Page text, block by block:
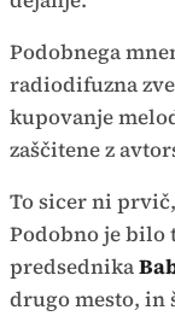
Podobnega
radiodifuzna
kupovanje
zaščitene z
To sicer ni prvič,
Podobno je bilo
predsednika
drugo mesto, in